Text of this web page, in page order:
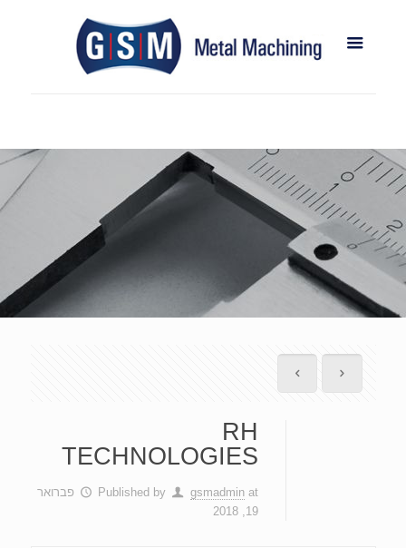
RH
TECHNOLOGIES
Published by gsmadmin at
פברואר
19, 2018